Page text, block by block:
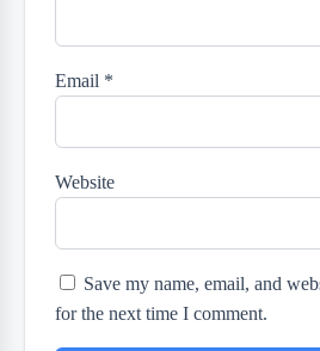
Email *
Website
Save my name, email, and
for the next time I comment.